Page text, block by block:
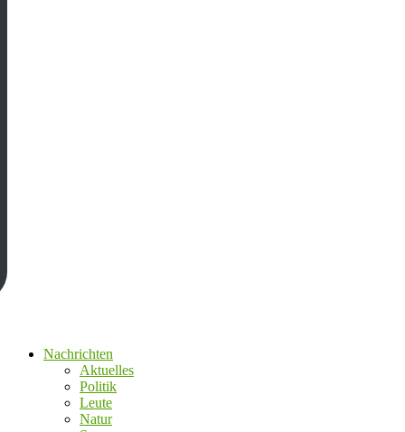
Nachrichten
Aktuelles
Politik
Leute
Natur